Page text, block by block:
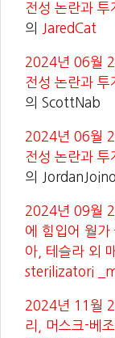
전성 논란과 투
의
JaredCat
2024년 06월
전성 논란과 투
의 ScottNab
2024년 06월
전성 논란과 투
의
JordanJoino
2024년 09월
에 힘입어 월가
아, 테슬라 외
sterilizatori
2024년 11월
리, 머스크-베